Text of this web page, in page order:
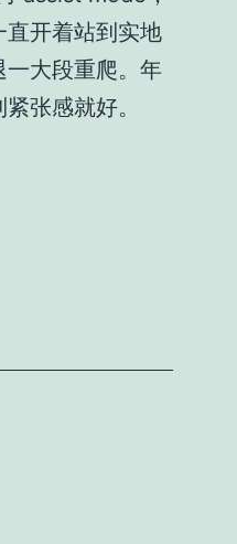
开着站到实地
大段重爬。年
张感就好。